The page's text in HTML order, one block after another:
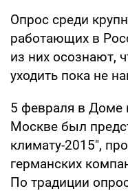
Опрос среди
работающих в
из них осознают,
уходить пока не
5 февраля в Доме
Москве был
климату-2015",
германских
По традиции